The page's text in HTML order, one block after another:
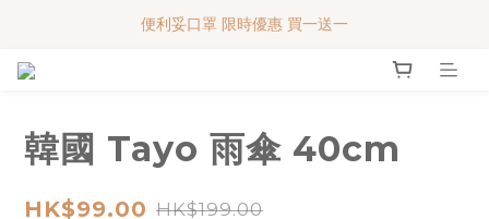
便利妥口罩 限時優惠 買一送一
便利妥口罩 限時優惠 買一送一
韓國 Tayo 雨傘 40cm
HK$99.00 HK$199.00